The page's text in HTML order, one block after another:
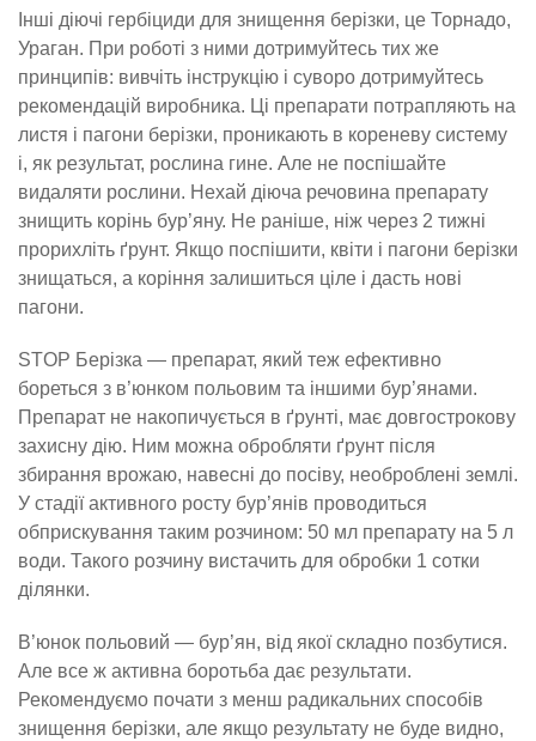
Інші діючі гербіциди для знищення берізки, це Торнадо,
Ураган. При роботі з ними дотримуйтесь тих же
принципів: вивчіть інструкцію і суворо дотримуйтесь
рекомендацій виробника. Ці препарати потрапляють на
листя і пагони берізки, проникають в кореневу систему
і, як результат, рослина гине. Але не поспішайте
видаляти рослини. Нехай діюча речовина препарату
знищить корінь бур’яну. Не раніше, ніж через 2 тижні
прорихліть ґрунт. Якщо поспішити, квіти і пагони берізки
знищаться, а коріння залишиться ціле і дасть нові
пагони.
STOP Берізка — препарат, який теж ефективно
бореться з в’юнком польовим та іншими бур’янами.
Препарат не накопичується в ґрунті, має довгострокову
захисну дію. Ним можна обробляти ґрунт після
збирання врожаю, навесні до посіву, необроблені землі.
У стадії активного росту бур’янів проводиться
обприскування таким розчином: 50 мл препарату на 5 л
води. Такого розчину вистачить для обробки 1 сотки
ділянки.
В’юнок польовий — бур’ян, від якої складно позбутися.
Але все ж активна боротьба дає результати.
Рекомендуємо почати з менш радикальних способів
знищення берізки, але якщо результату не буде видно,